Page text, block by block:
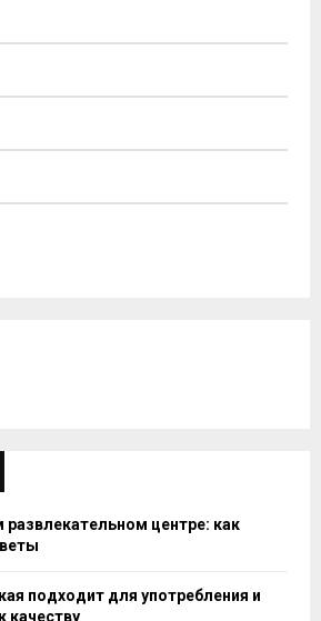
развлекательном центре: как
подходит для употребления и
качеству